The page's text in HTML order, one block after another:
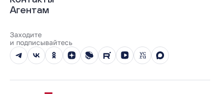
100% оплата
Документы
Выдача ключей
О нас
Карьера
Реализованные проекты
Вопросы и ответы
Новости
Юбилейный год
Агентам
Заходите
и подписывайтесь